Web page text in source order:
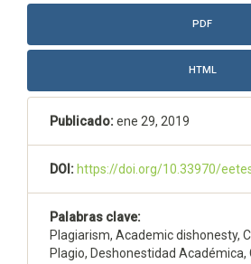
Barra
lateral
artículo
PDF
HTML
Publicado:ene 29, 2019
DOI:https://doi.org/10.33970/
Palabras clave:
Plagiarism, Academic dishonesty,
Plagio, Deshonestidad Académica,